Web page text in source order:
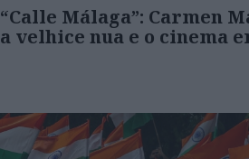
“Calle Málaga”: Carmen
a velhice nua e o cinema